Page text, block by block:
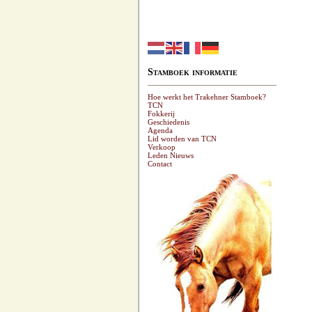
Stamboek informatie
Hoe werkt het Trakehner Stamboek?
TCN
Fokkerij
Geschiedenis
Agenda
Lid worden van TCN
Verkoop
Leden Nieuws
Contact